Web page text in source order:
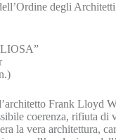
degli
Frank Lloyd
coerenza, rifiuta di
la vera architettura,